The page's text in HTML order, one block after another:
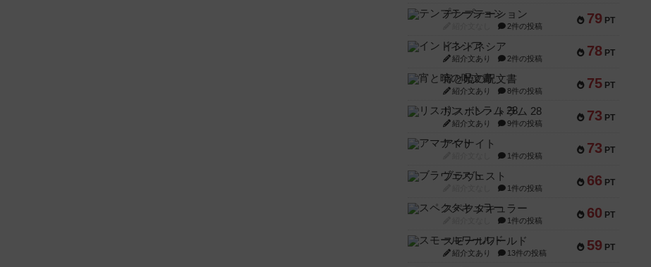
79 PT
テンプテーション
2件の投稿
78 PT
インドネシア
紹介文あり 2件の投稿
75 PT
宵と暁の呪文書
紹介文あり 8件の投稿
73 PT
リスボン・トラム 28
紹介文あり 9件の投稿
73 PT
アマナイト
1件の投稿
66 PT
ブラヴェスト
1件の投稿
60 PT
スペクタキュラー
1件の投稿
59 PT
スモールワールド
紹介文あり 13件の投稿